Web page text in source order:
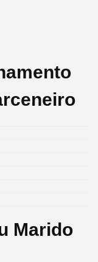
Marido